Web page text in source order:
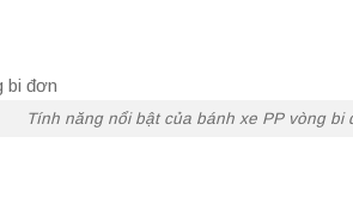
Tính năng nổi bật của bánh xe PP vòng bi